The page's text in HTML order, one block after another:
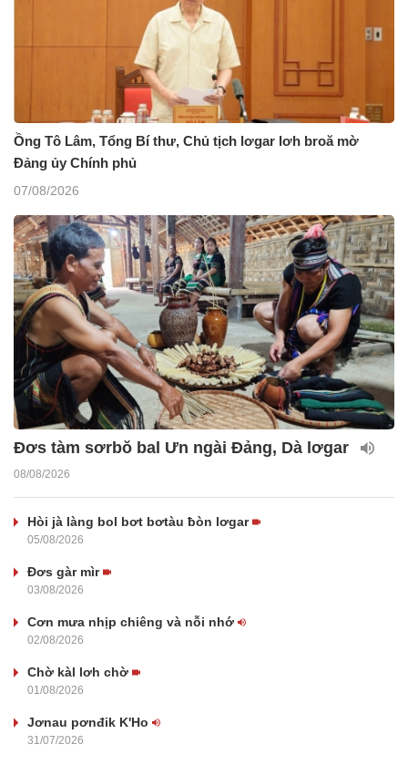
Ồng Tô Lâm, Tổng Bí thư, Chủ tịch lơgar lơh broă mờ
Đảng ủy Chính phủ
07/08/2026
Đơs tàm sơrbŏ bal Ưn ngài Đảng, Dà lơgar
08/08/2026
Hòi jà làng bol bơt bơtàu ƀòn lơgar
05/08/2026
Đơs gàr mìr
03/08/2026
Cơn mưa nhịp chiêng và nỗi nhớ
02/08/2026
Chờ kàl lơh chờ
01/08/2026
Jơnau pơnđik K'Ho
31/07/2026